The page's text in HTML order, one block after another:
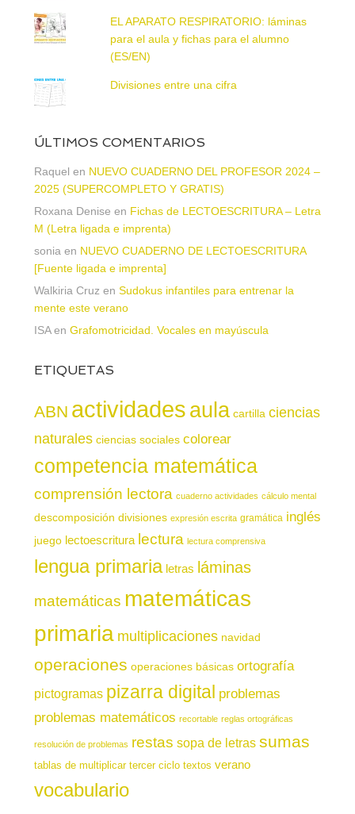
EL APARATO RESPIRATORIO: láminas
para el aula y fichas para el alumno
(ES/EN)
Divisiones entre una cifra
ÚLTIMOS COMENTARIOS
Raquel en NUEVO CUADERNO DEL PROFESOR 2024 –
2025 (SUPERCOMPLETO Y GRATIS)
Roxana Denise en Fichas de LECTOESCRITURA – Letra
M (Letra ligada e imprenta)
sonia en NUEVO CUADERNO DE LECTOESCRITURA
[Fuente ligada e imprenta]
Walkiria Cruz en Sudokus infantiles para entrenar la
mente este verano
ISAen Grafomotricidad. Vocales en mayúscula
ETIQUETAS
ABN actividadesaula cartilla ciencias
naturales ciencias sociales colorear
competencia matemática
comprensión lectora cuaderno actividades cálculo mental
descomposición divisiones expresión escrita gramática inglés
juego lectoescritura lectura lectura comprensiva
lengua primaria letras láminas
matemáticas matemáticas
primaria multiplicaciones navidad
operaciones operaciones básicas ortografía
pictogramas pizarra digital problemas
problemas matemáticos recortable reglas ortográficas
resolución de problemas restas sopa de letras sumas
tablas de multiplicar tercer ciclo textos verano
vocabulario